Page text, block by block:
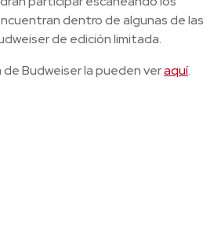
dentro de algunas de las
de edición limitada.
Budweiser la pueden veraquí.